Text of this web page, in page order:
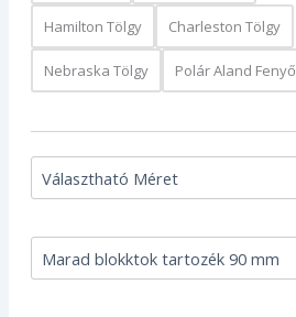
Hamilton Tölgy Charleston Tölgy
Nebraska Tölgy Polár Aland Fenyő